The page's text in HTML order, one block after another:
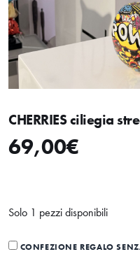
CHERRIES ciliegia
69,00€
Solo 1 pezzi disponibili
CONFEZIONE REGALO